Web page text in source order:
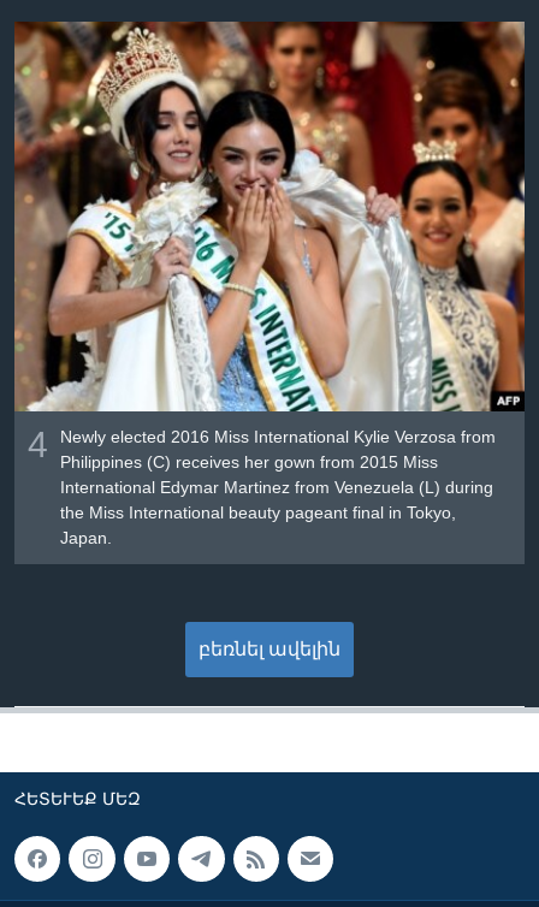
4
Newly elected 2016 Miss International Kylie Verzosa from
Philippines (C) receives her gown from 2015 Miss
International Edymar Martinez from Venezuela (L) during
the Miss International beauty pageant final in Tokyo,
Japan.
բեռնել ավելին
ՀԵՏԵՒԵՔ ՄԵԶ